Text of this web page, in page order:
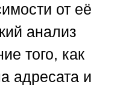
от её
анализ
того, как
адресата и